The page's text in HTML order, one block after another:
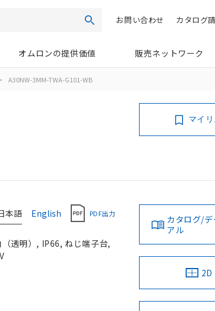
検索 カタログ
お問い合わせ
オムロンの提供価値 販売ネットワーク
A30NW-3MM-TWA-G101-WB
マイ
本語 English PDF出力
透明）, IP66, ねじ端子台,
カタログ/
アル
2D